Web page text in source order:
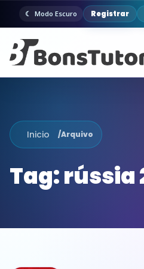
Modo Escuro Registrar
Inicio /Arquivo
Tag:rússia